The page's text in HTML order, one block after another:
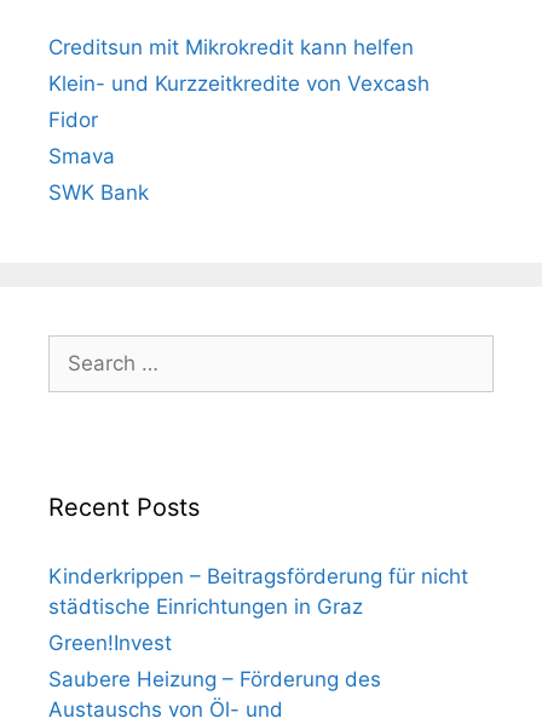
Creditsun mit Mikrokredit kann helfen
Klein- und Kurzzeitkredite von Vexcash
Fidor
Smava
SWK Bank
Search
for:
Recent Posts
Kinderkrippen – Beitragsförderung für nicht
städtische Einrichtungen in Graz
Green!Invest
Saubere Heizung – Förderung des
Austauschs von Öl- und